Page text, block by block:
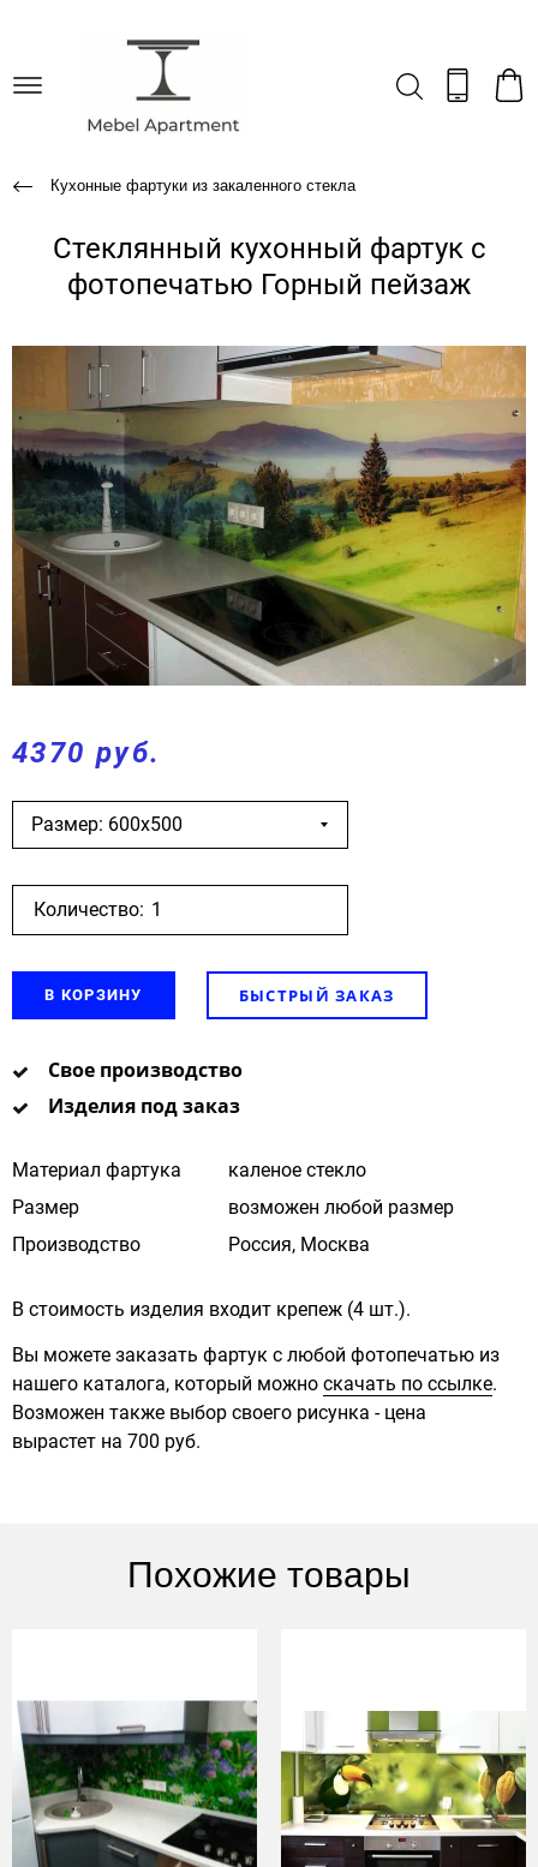
Кухонные фартуки из закаленного стекла
Стеклянный кухонный фартук с
фотопечатью Горный пейзаж
4370 руб.
Размер: 600х500
Количество:
В КОРЗИНУ БЫСТРЫЙ ЗАКАЗ
Свое производство
Изделия под заказ
Материал фартука
каленое стекло
Размер
возможен любой размер
Производство
Россия, Москва
В стоимость изделия входит крепеж (4 шт.).
Вы можете заказать фартук с любой фотопечатью из
нашего каталога, который можно скачать по ссылке.
Возможен также выбор своего рисунка - цена
вырастет на 700 руб.
Похожие товары